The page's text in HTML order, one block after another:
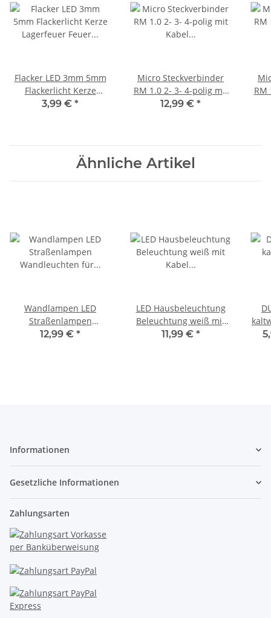
Flacker LED 3mm 5mm
Flackerlicht Kerze
Lagerfeuer Feuer
3,99 € *
Micro Steckverbinder
RM 1.0 2- 3- 4-polig mit
Kabel Stecker + Buchse
12,99 € *
RM
Ähnliche Artikel
Wandlampen LED
Straßenlampen
Wandleuchten für H0
12,99 € *
LED Hausbeleuchtung
Beleuchtung weiß mit
Kabel 12-19V Häuser 10
11,99 € *
Informationen
Gesetzliche Informationen
Zahlungsarten